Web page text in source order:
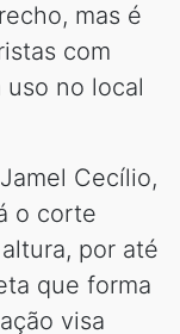
mas é
com
uso no local
Cecílio,
o corte
por até
que forma
visa